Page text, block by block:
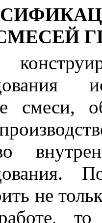
смеси,
не